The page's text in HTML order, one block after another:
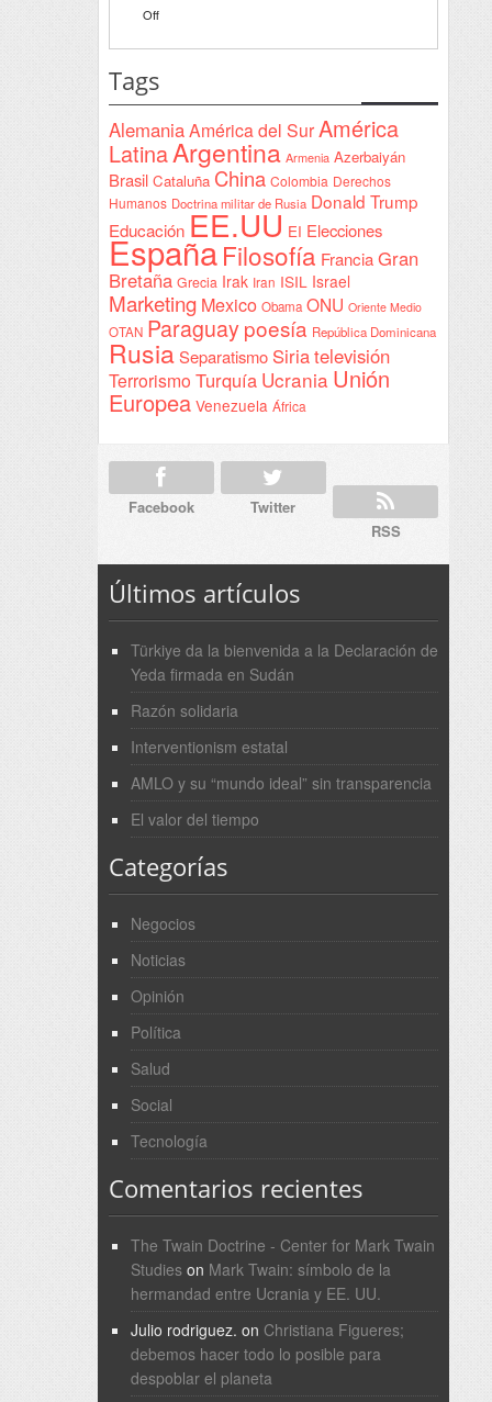
Yeda
en
Sudán
Offon
Tags
AlemaniaAmérica del SurAmérica
LatinaArgentina Armenia Azerbaiyán
Brasil Cataluña China Colombia Derechos
Humanos Doctrina militar de Rusia Donald Trump
EducaciónEE.UU EI Elecciones
España Filosofía Francia Gran
Bretaña Grecia Irak Iran ISIL Israel
Marketing Mexico Obama ONU Oriente Medio
OTAN Paraguay poesía República Dominicana
Rusia Separatismo Siriatelevisión
Terrorismo Turquía Ucrania Unión
Europea Venezuela África
Facebook
Twitter
RSS
Últimos artículos
Türkiye da la bienvenida a la Declaración de
Yeda firmada en Sudán
Razón solidaria
Interventionism estatal
AMLO y su “mundo ideal” sin transparencia
El valor del tiempo
Categorías
Negocios
Noticias
Opinión
Política
Salud
Social
Tecnología
Comentarios recientes
The Twain Doctrine - Center for Mark Twain
Studieson Mark Twain: símbolo de la
hermandad entre Ucrania y EE. UU.
Julio rodriguez. on Christiana Figueres;
debemos hacer todo lo posible para
despoblar el planeta